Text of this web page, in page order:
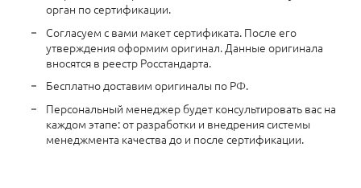
орган по сертификации.
Согласуем с вами макет сертификата. После его
утверждения оформим оригинал. Данные оригинала
вносятся в реестр Росстандарта.
Бесплатно доставим оригиналы по РФ.
Персональный менеджер будет консультировать вас на
каждом этапе: от разработки и внедрения системы
менеджмента качества до и после сертификации.